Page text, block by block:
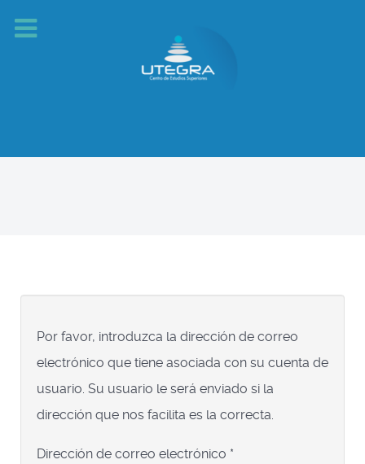
Por favor, introduzca la dirección de correo
electrónico que tiene asociada con su cuenta de
usuario. Su usuario le será enviado si la
dirección que nos facilita es la correcta.
Dirección de correo electrónico *